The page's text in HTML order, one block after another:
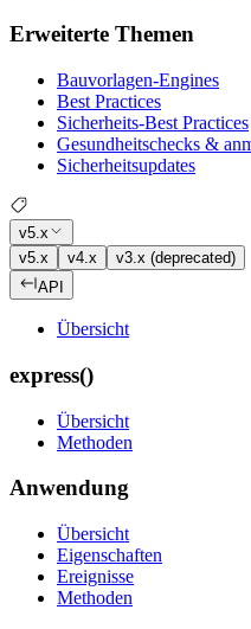
Erweiterte Themen
Bauvorlagen-Engines
Best Practices
Sicherheits-Best Practices
Gesundheitschecks &
Sicherheitsupdates
v5.x
v5.x
v4.x
v3.x (deprecated)
API
Übersicht
express()
Übersicht
Methoden
Anwendung
Übersicht
Eigenschaften
Ereignisse
Methoden